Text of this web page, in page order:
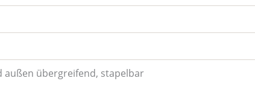
außen übergreifend, stapelbar